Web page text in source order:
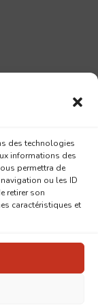
des technologies
informations des
permettra de
ou les ID
retirer son
caractéristiques et
réservés.